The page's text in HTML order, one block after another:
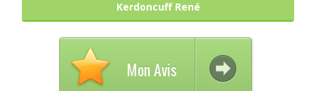
Kerdoncuff René
Mon Avis